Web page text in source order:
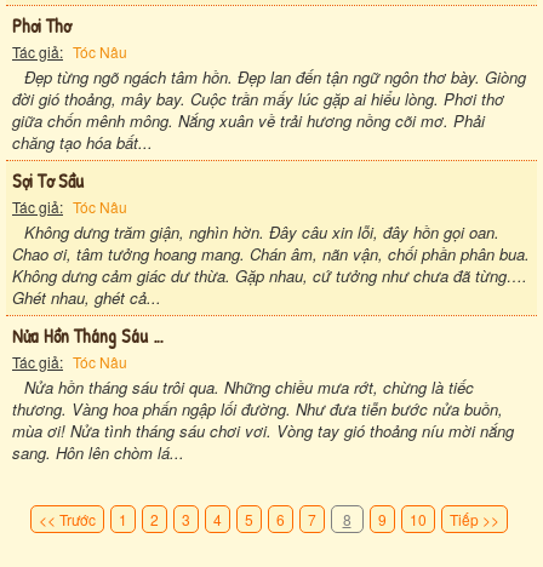
Phơi Thơ
Tác giả: Tóc Nâu
Đẹp từng ngõ ngách tâm hồn. Đẹp lan đến tận ngữ ngôn thơ bày. Giòng
đời gió thoảng, mây bay. Cuộc trần mấy lúc gặp ai hiểu lòng. Phơi thơ
giữa chốn mênh mông. Nắng xuân về trải hương nồng cõi mơ. Phải
chăng tạo hóa bất...
Sợi Tơ Sầu
Tác giả: Tóc Nâu
Không dưng trăm giận, nghìn hờn. Đây câu xin lỗi, đây hồn gọi oan.
Chao ơi, tâm tưởng hoang mang. Chán âm, nãn vận, chối phần phân bua.
Không dưng cảm giác dư thừa. Gặp nhau, cứ tưởng như chưa đã từng….
Ghét nhau, ghét cả...
Nửa Hồn Tháng Sáu …
Tác giả: Tóc Nâu
Nửa hồn tháng sáu trôi qua. Những chiều mưa rớt, chừng là tiếc
thương. Vàng hoa phấn ngập lối đường. Như đưa tiễn bước nửa buồn,
mùa ơi! Nửa tình tháng sáu chơi vơi. Vòng tay gió thoảng níu mời nắng
sang. Hôn lên chòm lá...
<< Trước 1 2 3 4 5 6 7 8 9 10 Tiếp >>